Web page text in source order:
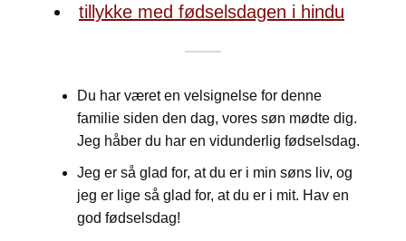
tillykke med fødselsdagen i hindu
Du har været en velsignelse for denne
familie siden den dag, vores søn mødte dig.
Jeg håber du har en vidunderlig fødselsdag.
Jeg er så glad for, at du er i min søns liv, og
jeg er lige så glad for, at du er i mit. Hav en
god fødselsdag!